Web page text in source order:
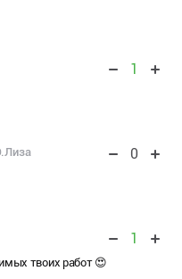
1
0
1
твоих работ 😍